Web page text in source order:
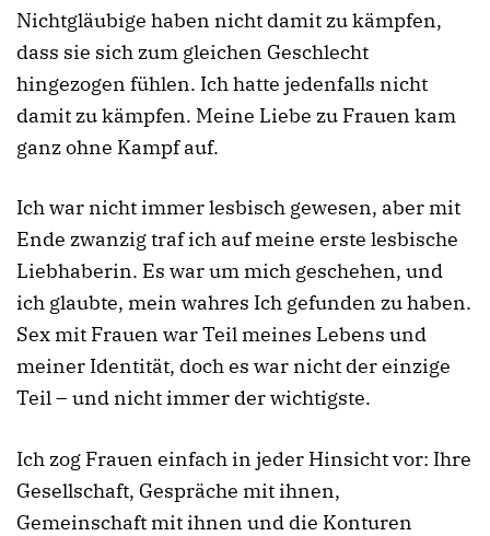
Nichtgläubige haben nicht damit zu kämpfen,
dass sie sich zum gleichen Geschlecht
hingezogen fühlen. Ich hatte jedenfalls nicht
damit zu kämpfen. Meine Liebe zu Frauen kam
ganz ohne Kampf auf.
Ich war nicht immer lesbisch gewesen, aber mit
Ende zwanzig traf ich auf meine erste lesbische
Liebhaberin. Es war um mich geschehen, und
ich glaubte, mein wahres Ich gefunden zu haben.
Sex mit Frauen war Teil meines Lebens und
meiner Identität, doch es war nicht der einzige
Teil – und nicht immer der wichtigste.
Ich zog Frauen einfach in jeder Hinsicht vor: Ihre
Gesellschaft, Gespräche mit ihnen,
Gemeinschaft mit ihnen und die Konturen